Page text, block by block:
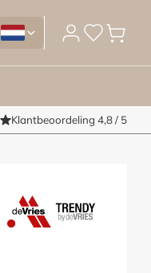
Tuinmeubelhoesshop.nl -
Klantbeoordeling 4,8 / 5